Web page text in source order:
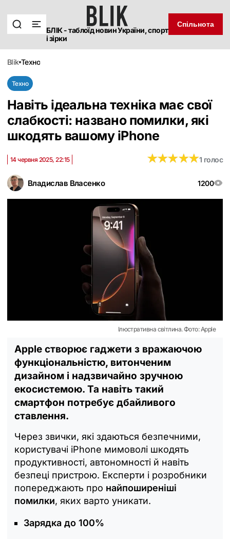
БЛІК - таблоїд новин України, спорт
і зірки
Спільнота
blik техно
Техно
Навіть ідеальна техніка має свої
слабкості: названо помилки, які
шкодять вашому iPhone
Владислав Власенко 1200
14 червня 2025, 22:15 ★★★★★
★★★★★1 голос
Ілюстративна світлина. Фото: Apple
Apple створює гаджети з вражаючою
функціональністю, витонченим
дизайном і надзвичайно зручною
екосистемою. Та навіть такий
смартфон потребує дбайливого
ставлення.
Через звички, які здаються безпечними,
користувачі iPhone мимоволі шкодять
продуктивності, автономності й навіть
безпеці пристрою. Експерти і розробники
попереджають про найпоширеніші
помилки, яких варто уникати.
Зарядка до 100%